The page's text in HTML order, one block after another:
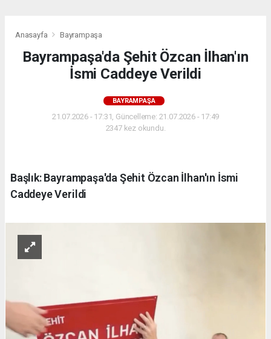
Anasayfa Bayrampaşa
Bayrampaşa'da Şehit Özcan İlhan'ın
İsmi Caddeye Verildi
BAYRAMPAŞA
21.07.2026 - 17:31, Güncelleme: 21.07.2026 - 17:49
2347 kez okundu.
Başlık: Bayrampaşa'da Şehit Özcan İlhan'ın İsmi
Caddeye Verildi